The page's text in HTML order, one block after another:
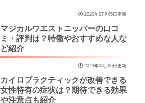
2020年07月05日更新
マジカルウエストニッパーの口コ
ミ・評判は？特徴やおすすめな人な
ど紹介
2023年03月06日更新
カイロプラクティックが改善できる
女性特有の症状は？期待できる効果
や注意点も紹介